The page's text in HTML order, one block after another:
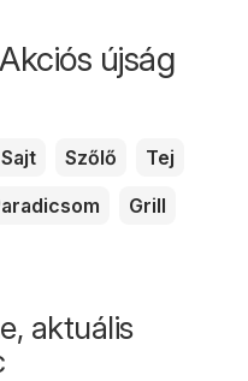
újság
Sajt Szőlő
Tej
Grill
aktuális